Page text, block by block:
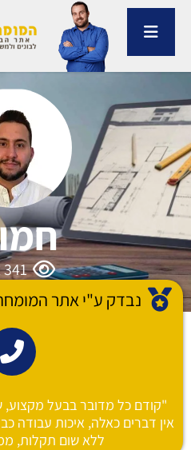
דילוג
341
נבדק ע"י אתר
"קודם כל מדובר בבעל מקצוע,
אין דברים כאלה, איכות עבודה
ללא שום תקלות,